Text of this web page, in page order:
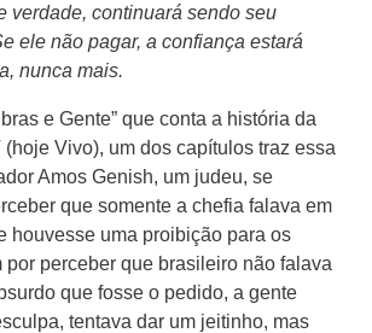
verdade, continuará sendo seu
ele não pagar, a confiança estará
nunca mais.
e Gente” que conta a história da
Vivo), um dos capítulos traz essa
Amos Genish, um judeu, se
que somente a chefia falava em
houvesse uma proibição para os
por perceber que brasileiro não falava
que fosse o pedido, a gente
tentava dar um jeitinho, mas